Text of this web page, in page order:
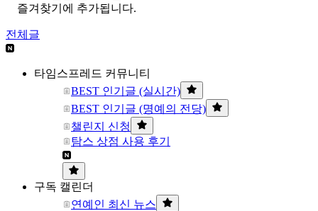
즐겨찾기에 추가됩니다.
전체글
타임스프레드 커뮤니티
BEST 인기글 (실시간)
BEST 인기글 (명예의 전당)
챌린지 신청
탐스 상점 사용 후기
구독 캘린더
연예인 최신 뉴스